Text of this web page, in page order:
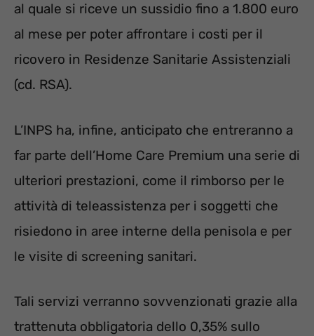
al quale si riceve un sussidio fino a 1.800 euro
al mese per poter affrontare i costi per il
ricovero in Residenze Sanitarie Assistenziali
(cd. RSA).
L’INPS ha, infine, anticipato che entreranno a
far parte dell’Home Care Premium una serie di
ulteriori prestazioni, come il rimborso per le
attività di teleassistenza per i soggetti che
risiedono in aree interne della penisola e per
le visite di screening sanitari.
Tali servizi verranno sovvenzionati grazie alla
trattenuta obbligatoria dello 0,35% sullo